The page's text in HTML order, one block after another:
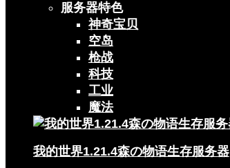
服务器特色
神奇宝贝
空岛
枪战
科技
工业
魔法
我的世界1.21.4森の物语生存服务器